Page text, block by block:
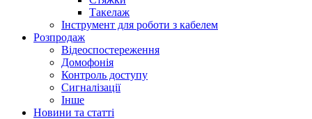
Такелаж
Інструмент для роботи з кабелем
Розпродаж
Відеоспостереження
Домофонія
Контроль доступу
Сигналізації
Інше
Новини та статті